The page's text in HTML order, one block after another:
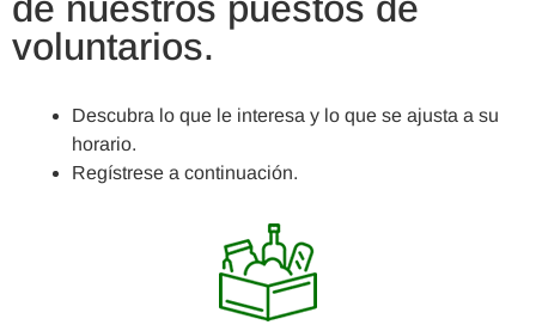
voluntarios.
Descubra lo que le interesa y lo que se ajusta a su
horario.
Regístrese a continuación.